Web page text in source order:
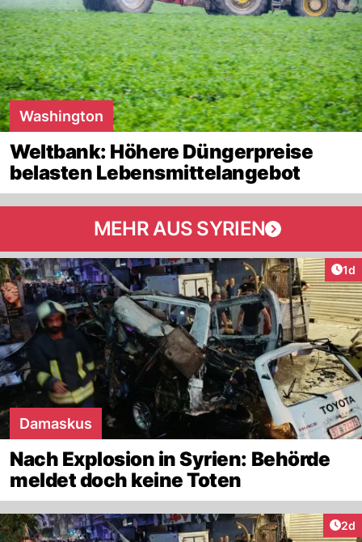
Washington
Weltbank: Höhere Düngerpreise
belasten Lebensmittelangebot
MEHR AUS SYRIEN
1d
Damaskus
Nach Explosion in Syrien: Behörde
meldet doch keine Toten
2d